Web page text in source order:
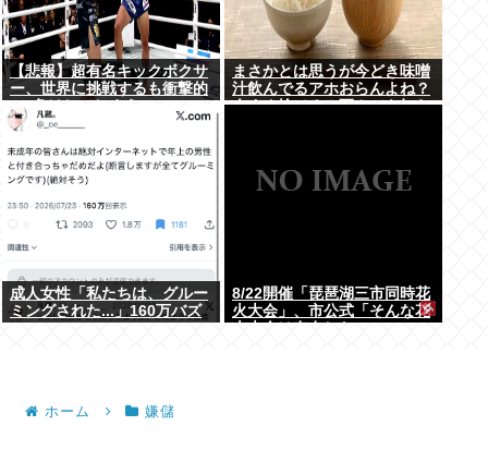
【悲報】超有名キックボクサ
ー、世界に挑戦するも衝撃的
KO負けしてしまう…
まさかとは思うが今どき味噌
汁飲んでるアホおらんよね？
今すぐ捨てろ！死んでも知ら
成人女性「私たちは、グルー
ミングされた...」160万バズ
8/22開催「琵琶湖三市同時花
火大会」、市公式「そんな花
ホーム 嫌儲